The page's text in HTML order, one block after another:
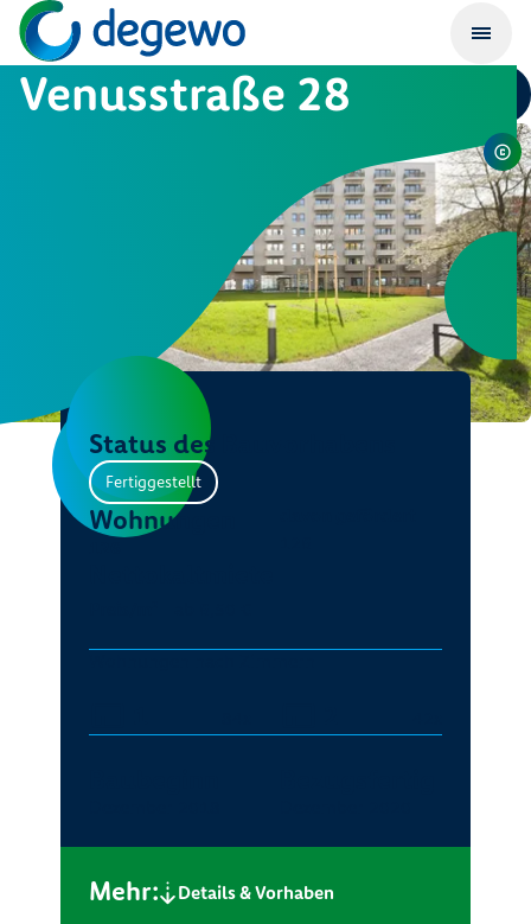
Venusstraße 28
Status des Bauvorhabens
Fertiggestellt
Wohnungen
Mehr: Details & Vorhaben